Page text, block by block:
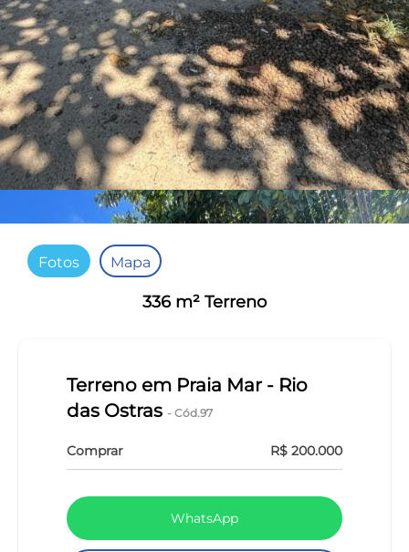
Fotos Mapa
336 m² Terreno
Terreno em Praia Mar - Rio
das Ostras- Cód.97
Comprar R$ 200.000
WhatsApp